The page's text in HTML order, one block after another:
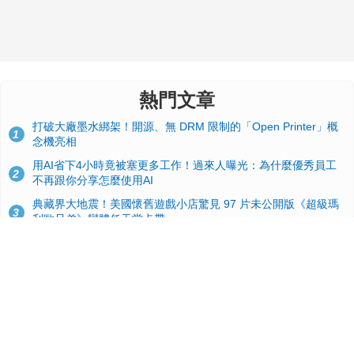
熱門文章
1
打破大廠墨水綁架！開源、無 DRM 限制的「Open Printer」概
念機亮相
2
用AI省下4小時竟被塞更多工作！過來人曝光：為什麼優秀員工
不再跟你分享怎麼使用AI
3
典藏界大地震！美國懷舊遊戲小店驚見 97 片未公開版《超級瑪
利歐兄弟》變體任天堂卡帶